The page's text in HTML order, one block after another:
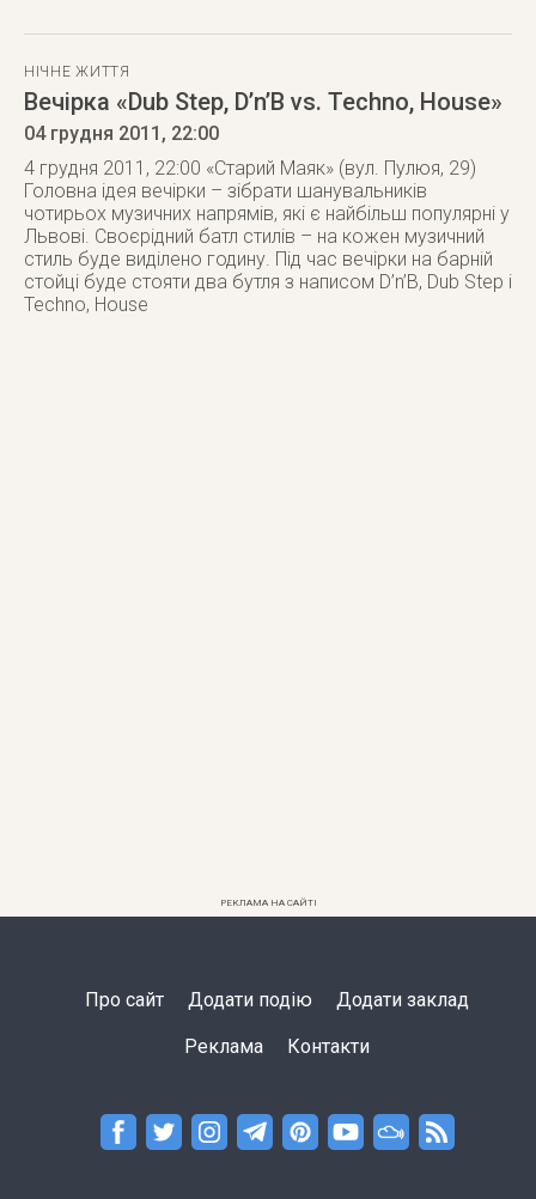
НІЧНЕ ЖИТТЯ
Вечірка «Dub Step, D’n’B vs. Techno, House»
04 грудня 2011 , 22:00
4 грудня 2011, 22:00 «Старий Маяк» (вул. Пулюя, 29)
Головна ідея вечірки – зібрати шанувальників
чотирьох музичних напрямів, які є найбільш популярні у
Львові. Своєрідний батл стилів – на кожен музичний
стиль буде виділено годину. Під час вечірки на барній
стойці буде стояти два бутля з написом D’n’B, Dub Step i
Techno, House
РЕКЛАМА НА САЙТІ
Про сайт Додати подію Додати заклад
Реклама Контакти